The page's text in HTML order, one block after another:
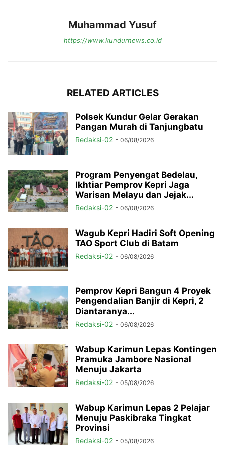
Muhammad Yusuf
https://www.kundurnews.co.id
RELATED ARTICLES
Polsek Kundur Gelar Gerakan
Pangan Murah di Tanjungbatu
Redaksi-02 - 06/08/2026
Program Penyengat Bedelau,
Ikhtiar Pemprov Kepri Jaga
Warisan Melayu dan Jejak...
Redaksi-02 - 06/08/2026
Wagub Kepri Hadiri Soft Opening
TAO Sport Club di Batam
Redaksi-02 - 06/08/2026
Pemprov Kepri Bangun 4 Proyek
Pengendalian Banjir di Kepri, 2
Diantaranya...
Redaksi-02 - 06/08/2026
Wabup Karimun Lepas Kontingen
Pramuka Jambore Nasional
Menuju Jakarta
Redaksi-02 - 05/08/2026
Wabup Karimun Lepas 2 Pelajar
Menuju Paskibraka Tingkat
Provinsi
Redaksi-02 - 05/08/2026